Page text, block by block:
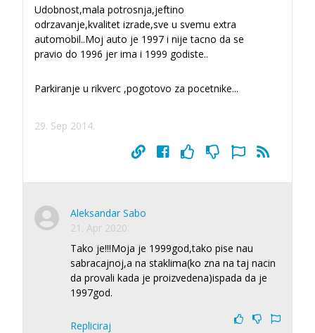
Udobnost,mala potrosnja,jeftino
odrzavanje,kvalitet izrade,sve u svemu extra
automobil..Moj auto je 1997 i nije tacno da se
pravio do 1996 jer ima i 1999 godiste..
Parkiranje u rikverc ,pogotovo za pocetnike...
29. Sep 2014.
Aleksandar Sabo
21. Apr 2020.
Tako je!!!Moja je 1999god,tako pise nau
sabracajnoj,a na staklima(ko zna na taj nacin
da provali kada je proizvedena)ispada da je
1997god.
Repliciraj